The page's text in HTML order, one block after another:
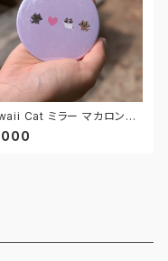
Cat ミラー マカロンラ
ダー